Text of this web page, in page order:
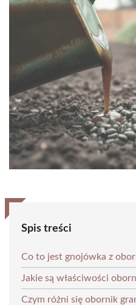
Spis treści
Co to jest gnojówka z
Jakie są właściwości
Czym różni się obornik